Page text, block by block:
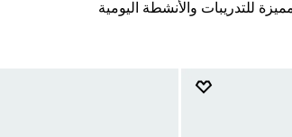
للتدريبات والأنشطة اليومية